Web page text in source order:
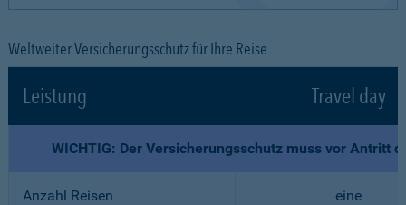
Weltweiter Versicherungsschutz für Ihre Reise
Leistung Travel day
WICHTIG: Der Versicherungsschutz muss vor Antritt
Anzahl Reisen eine